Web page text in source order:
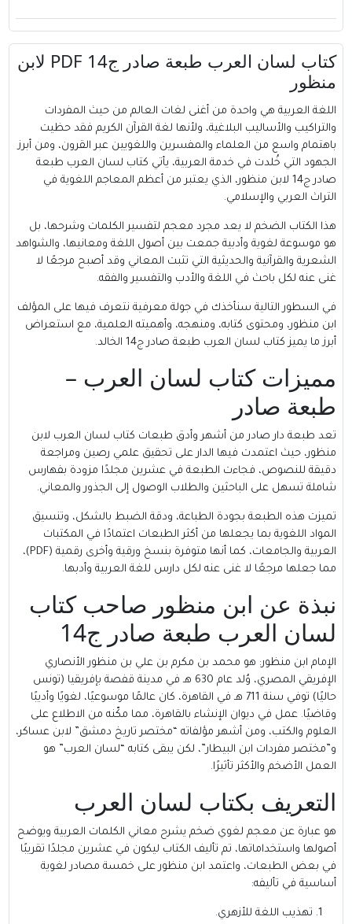
كتاب لسان العرب طبعة صادر ج14 PDF لابن
منظور
اللغة العربية هي واحدة من أغنى لغات العالم من حيث المفردات
والتراكيب والأساليب البلاغية، ولأنها لغة القرآن الكريم فقد حظيت
باهتمام واسع من العلماء والمفسرين واللغويين عبر القرون، ومن أبرز
الجهود التي خُلدت في خدمة العربية، يأتي كتاب لسان العرب طبعة
صادر ج14 لابن منظور، الذي يعتبر من أعظم المعاجم اللغوية في
التراث العربي والإسلامي.
هذا الكتاب الضخم لا يعد مجرد معجم لتفسير الكلمات وشرحها، بل
هو موسوعة لغوية وأدبية جمعت بين أصول اللغة ومعانيها، والشواهد
الشعرية والقرآنية والحديثية التي تثبت المعاني وقد أصبح مرجعًا لا
غنى عنه لكل باحث في اللغة والأدب والتفسير والفقه.
في السطور التالية سنأخذك في جولة معرفية نتعرف فيها على المؤلف
ابن منظور، ومحتوى كتابه، ومنهجه، وأهميته العلمية، مع استعراض
أبرز ما يميز كتاب لسان العرب طبعة صادر ج14 الخالد.
مميزات كتاب لسان العرب –
طبعة صادر
تعد طبعة دار صادر من أشهر وأدق طبعات كتاب لسان العرب لابن
منظور، حيث اعتمدت فيها الدار على تحقيق علمي رصين ومراجعة
دقيقة للنصوص، فجاءت الطبعة في عشرين مجلدًا مزودة بفهارس
شاملة تسهل على الباحثين والطلاب الوصول إلى الجذور والمعاني.
تميزت هذه الطبعة بجودة الطباعة، ودقة الضبط بالشكل، وتنسيق
المواد اللغوية بما يجعلها من أكثر الطبعات اعتمادًا في المكتبات
العربية والجامعات، كما أنها متوفرة بنسخ ورقية وأخرى رقمية (PDF)،
مما جعلها مرجعًا لا غنى عنه لكل دارس للغة العربية وأدبها.
نبذة عن ابن منظور صاحب كتاب
لسان العرب طبعة صادر ج14
الإمام ابن منظور: هو محمد بن مكرم بن علي بن منظور الأنصاري
الإفريقي المصري، وُلد عام 630 هـ في مدينة قفصة بإفريقيا (تونس
حاليًا) توفي سنة 711 هـ في القاهرة، كان عالمًا موسوعيًا، لغويًا وأديبًا
وقاضيًا. عمل في ديوان الإنشاء بالقاهرة، مما مكّنه من الاطلاع على
العلوم والكتب، ومن أشهر مؤلفاته “مختصر تاريخ دمشق” لابن عساكر،
و”مختصر مفردات ابن البيطار”، لكن يبقى كتابه “لسان العرب” هو
العمل الأضخم والأكثر تأثيرًا.
التعريف بكتاب لسان العرب
هو عبارة عن معجم لغوي ضخم يشرح معاني الكلمات العربية ويوضح
أصولها واستخداماتها، تم تأليف الكتاب ليكون في عشرين مجلدًا تقريبًا
في بعض الطبعات، واعتمد ابن منظور على خمسة مصادر لغوية
أساسية في تأليفه:
تهذيب اللغة للأزهري.